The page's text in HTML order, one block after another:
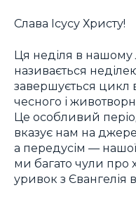
Слава Ісусу Христу!
Ця неділя в нашому
називається
завершується
чесного і
Це особливий
вказує нам на
а передусім —
ми багато чули про
уривок з Євангелія